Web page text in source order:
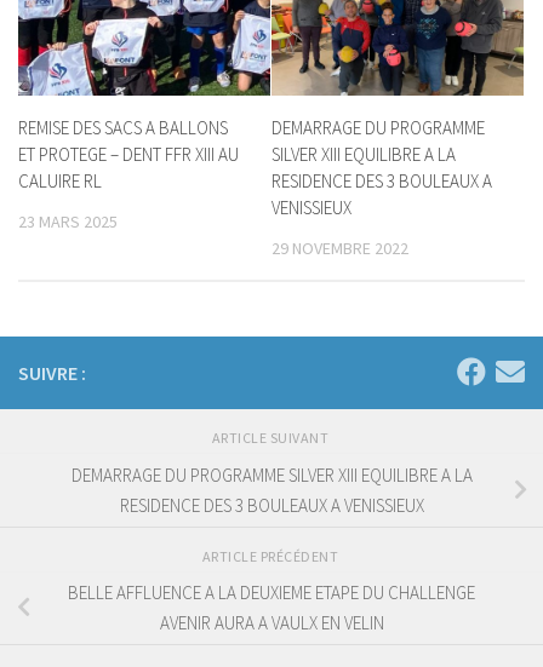
REMISE DES SACS A BALLONS
ET PROTEGE – DENT FFR XIII AU
CALUIRE RL
23 MARS 2025
DEMARRAGE DU PROGRAMME
SILVER XIII EQUILIBRE A LA
RESIDENCE DES 3 BOULEAUX A
VENISSIEUX
29 NOVEMBRE 2022
SUIVRE :
ARTICLE SUIVANT
DEMARRAGE DU PROGRAMME SILVER XIII EQUILIBRE A LA
RESIDENCE DES 3 BOULEAUX A VENISSIEUX
ARTICLE PRÉCÉDENT
BELLE AFFLUENCE A LA DEUXIEME ETAPE DU CHALLENGE
AVENIR AURA A VAULX EN VELIN